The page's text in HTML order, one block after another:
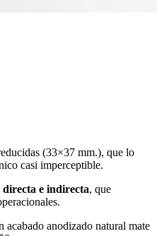
(33×37 mm.), que lo
casi imperceptible.
e indirecta, que
anodizado natural mate